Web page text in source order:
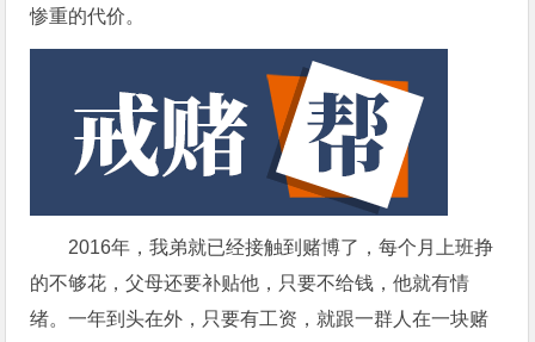
惨重的代价。
2016年，我弟就已经接触到赌博了，每个月上班挣
的不够花，父母还要补贴他，只要不给钱，他就有情
绪。一年到头在外，只要有工资，就跟一群人在一块赌